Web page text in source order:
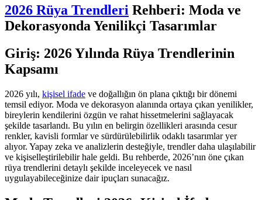
2026 Rüya Trendleri Rehberi: Moda ve
Dekorasyonda Yenilikçi Tasarımlar
Giriş: 2026 Yılında Rüya Trendlerinin
Kapsamı
2026 yılı, kişisel ifade ve doğallığın ön plana çıktığı bir dönemi
temsil ediyor. Moda ve dekorasyon alanında ortaya çıkan yenilikler,
bireylerin kendilerini özgün ve rahat hissetmelerini sağlayacak
şekilde tasarlandı. Bu yılın en belirgin özellikleri arasında cesur
renkler, kavisli formlar ve sürdürülebilirlik odaklı tasarımlar yer
alıyor. Yapay zeka ve analizlerin desteğiyle, trendler daha ulaşılabilir
ve kişiselleştirilebilir hale geldi. Bu rehberde, 2026’nın öne çıkan
rüya trendlerini detaylı şekilde inceleyecek ve nasıl
uygulayabileceğinize dair ipuçları sunacağız.